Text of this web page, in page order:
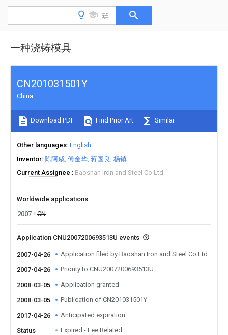
一种浇铸模具
CN201031501Y
China
Download PDF Find Prior Art Similar
Other languages English
Inventor 陈阿威 傅金华 蒋国良 杨镇
Current Assignee
Baoshan Iron and Steel Co Ltd
Worldwide applications
2007
CN
Application CNU2007200693513U events
2007-04-26 Application filed by Baoshan Iron and Steel Co Ltd
2007-04-26 Priority to CNU2007200693513U
2008-03-05 Application granted
2008-03-05 Publication of CN201031501Y
2017-04-26 Anticipated expiration
Status Expired - Fee Related